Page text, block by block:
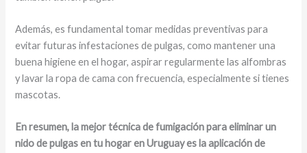
Además, es fundamental tomar medidas preventivas para
evitar futuras infestaciones de pulgas, como mantener una
buena higiene en el hogar, aspirar regularmente las alfombras
y lavar la ropa de cama con frecuencia, especialmente si tienes
mascotas.
En resumen, la mejor técnica de fumigación para eliminar un
nido de pulgas en tu hogar en Uruguay es la aplicación de